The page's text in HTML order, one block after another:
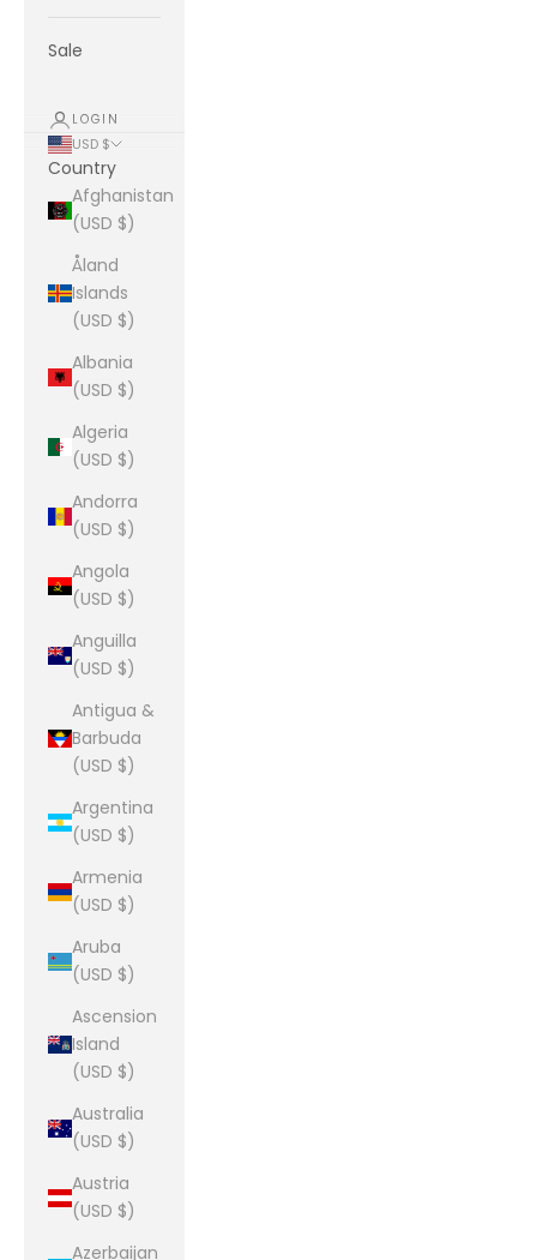
Sale
LOGIN
USD $
Country
Afghanistan
(USD $)
Åland
Islands
(USD $)
Albania
(USD $)
Algeria
(USD $)
Andorra
(USD $)
Angola
(USD $)
Anguilla
(USD $)
Antigua &
Barbuda
(USD $)
Argentina
(USD $)
Armenia
(USD $)
Aruba
(USD $)
Ascension
Island
(USD $)
Australia
(USD $)
Austria
(USD $)
Azerbaijan